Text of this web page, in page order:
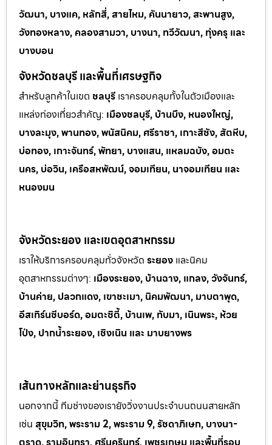
วัฒนา, บางแค, หลักสี่, สายไหม, คันนายาว, สะพานสูง,
วังทองหลาง, คลองสามวา, บางนา, ทวีวัฒนา, ทุ่งครุ และ
บางบอน
จังหวัดชลบุรี และพื้นที่เศรษฐกิจ
สำหรับลูกค้าในเขต ชลบุรี เราครอบคลุมทั้งในตัวเมืองและ
แหล่งท่องเที่ยวสำคัญ: เมืองชลบุรี, บ้านบึง, หนองใหญ่,
บางละมุง, พานทอง, พนัสนิคม, ศรีราชา, เกาะสีชัง, สัตหีบ,
บ่อทอง, เกาะจันทร์, พัทยา, บางแสน, แหลมฉบัง, อมตะ
นคร, บ่อวิน, เครือสหพัฒน์, จอมเทียน, นาจอมเทียน และ
หนองมน
จังหวัดระยอง และเขตอุตสาหกรรม
เราให้บริการครอบคลุมทั่วจังหวัด ระยอง และนิคม
อุตสาหกรรมต่างๆ: เมืองระยอง, บ้านฉาง, แกลง, วังจันทร์,
บ้านค่าย, ปลวกแดง, เขาชะเมา, นิคมพัฒนา, มาบตาพุด,
อีสเทิร์นซีบอร์ด, อมตะซิตี้, บ้านเพ, ทับมา, เนินพระ, ห้วย
โป่ง, ปากน้ำระยอง, เชิงเนิน และ มาบยางพร
เส้นทางหลักและย่านธุรกิจ
นอกจากนี้ ทีมช่างของเรายังวิ่งงานประจำบนถนนสายหลัก
เช่น สุขุมวิท, พระราม 2, พระราม 9, รัชดาภิเษก, บางนา-